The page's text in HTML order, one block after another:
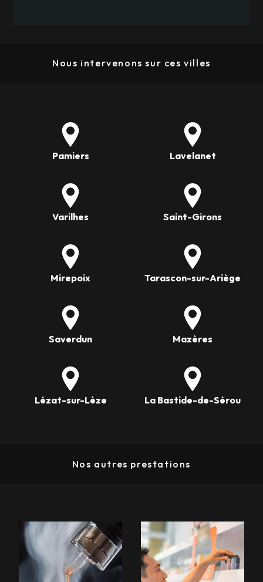
Nous intervenons sur ces villes
Pamiers Lavelanet
Varilhes Saint-Girons
Mirepoix Tarascon-sur-Ariège
Saverdun Mazères
Lézat-sur-Lèze La Bastide-de-Sérou
Nos autres prestations